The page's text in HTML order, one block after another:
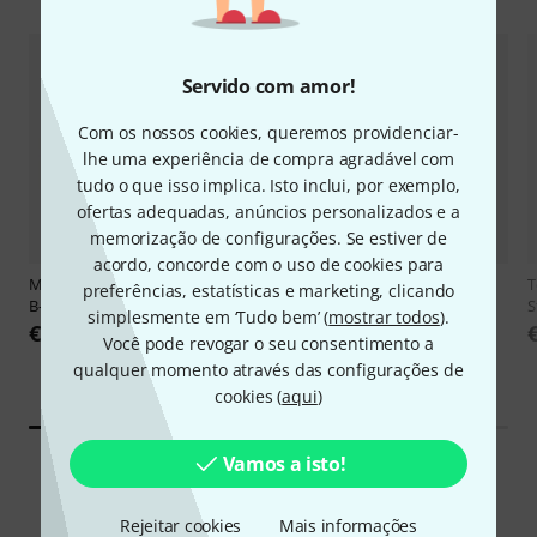
Servido com amor!
Com os nossos cookies, queremos providenciar-
lhe uma experiência de compra agradável com
tudo o que isso implica. Isto inclui, por exemplo,
ofertas adequadas, anúncios personalizados e a
memorização de configurações. Se estiver de
acordo, concorde com o uso de cookies para
preferências, estatísticas e marketing, clicando
simplesmente em ‘Tudo bem’ (mostrar todos).
Você pode revogar o seu consentimento a
qualquer momento através das configurações de
cookies (aqui)
Vamos a isto!
Rejeitar cookies Mais informações
MagmaMixer Case DJM-V10/ DJ
B-Stock
€ 136
AKAI ProfessionalMPC XL B-
Stock
€ 2.299
Conhecimento